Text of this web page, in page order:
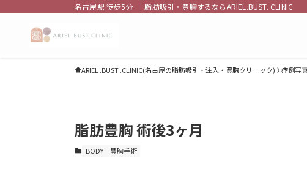
お知らせ
名古屋駅 徒歩5分 ｜ 脂肪吸引・豊胸するならARIEL.BUST. CLINIC
ARIEL .BUST .CLINIC(名古屋の脂肪吸引・注入・豊胸クリニック) 症例写
脂肪豊胸 術後3ヶ月
BODY 豊胸手術